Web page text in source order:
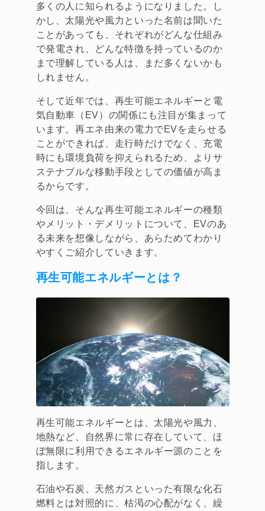
多くの人に知られるようになりました。し
かし、太陽光や風力といった名前は聞いた
ことがあっても、それぞれがどんな仕組み
で発電され、どんな特徴を持っているのか
まで理解している人は、まだ多くないかも
しれません。
そして近年では、再生可能エネルギーと電
気自動車（EV）の関係にも注目が集まって
います。再エネ由来の電力でEVを走らせる
ことができれば、走行時だけでなく、充電
時にも環境負荷を抑えられるため、よりサ
ステナブルな移動手段としての価値が高ま
るからです。
今回は、そんな再生可能エネルギーの種類
やメリット・デメリットについて、EVのあ
る未来を想像しながら、あらためてわかり
やすくご紹介していきます。
再生可能エネルギーとは？
再生可能エネルギーとは、太陽光や風力、
地熱など、自然界に常に存在していて、ほ
ぼ無限に利用できるエネルギー源のことを
指します。
石油や石炭、天然ガスといった有限な化石
燃料とは対照的に、枯渇の心配がなく、繰